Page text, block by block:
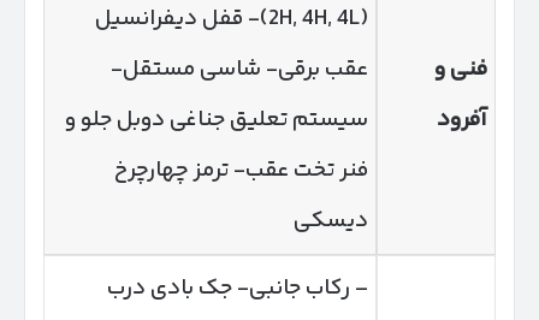
فنی و
آفرود
(2H, 4H, 4L)- قفل دیفرانسیل
عقب برقی- شاسی مستقل-
سیستم تعلیق جناغی دوبل جلو و
فنر تخت عقب- ترمز چهارچرخ
دیسکی
– رکاب جانبی- جک بادی درب